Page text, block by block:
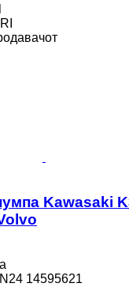
Kawasaki
14595621